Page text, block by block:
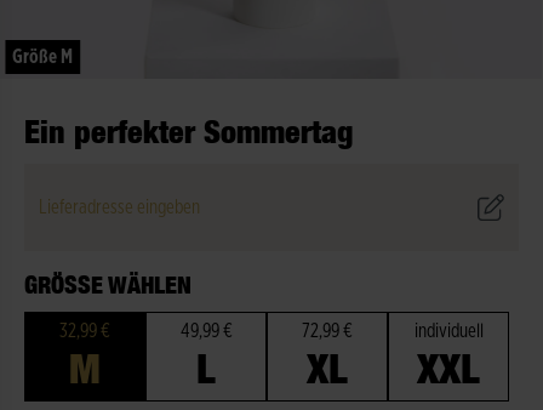
Größe M
Ein perfekter Sommertag
Lieferadresse eingeben
GRÖSSE WÄHLEN
32,99 €
M
49,99 €
L
72,99 €
XL
individuell
XXL